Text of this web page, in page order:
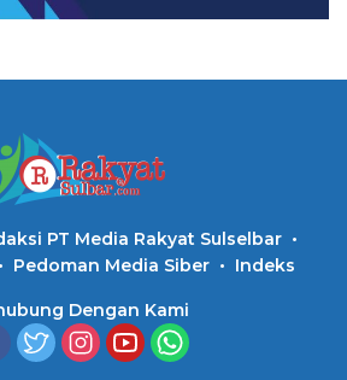
PT Media Rakyat Sulselbar
Pedoman Media Siber Indeks
Dengan Kami